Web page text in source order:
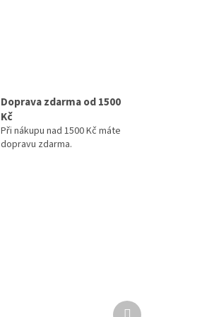
Doprava zdarma od 1500
Kč
Při nákupu nad 1500 Kč máte
dopravu zdarma.
Další